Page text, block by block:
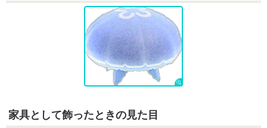
家具として飾ったときの見た目